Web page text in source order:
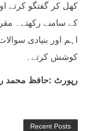
کھل کر گفتگو کرتے
کے سامنے رکھتے۔
اہم اور بنیادی
کوشش کرتے۔
رپورٹ :حافظ محمد
Recent Posts